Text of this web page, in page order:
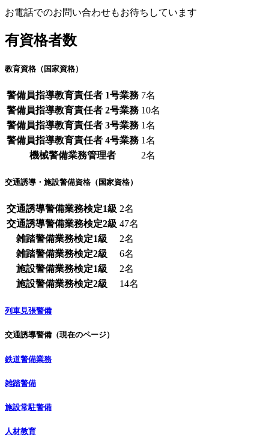
お電話でのお問い合わせもお待ちしています
有資格者数
教育資格（国家資格）
警備員指導教育責任者 1号業務 7名
警備員指導教育責任者 2号業務 10名
警備員指導教育責任者 3号業務 1名
警備員指導教育責任者 4号業務 1名
機械警備業務管理者
2名
交通誘導・施設警備資格（国家資格）
交通誘導警備業務検定1級 2名
交通誘導警備業務検定2級 47名
雑踏警備業務検定1級
2名
雑踏警備業務検定2級
6名
施設警備業務検定1級
2名
施設警備業務検定2級
14名
列車見張警備
交通誘導警備 （現在のページ）
鉄道警備業務
雑踏警備
施設常駐警備
人材教育